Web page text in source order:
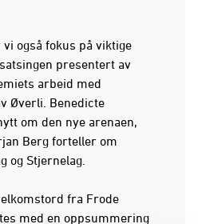
også fokus på viktige
presentert av
arbeid med
Øverli. Benedicte
om den nye arenaen,
Berg forteller om
og Stjernelag.
fra Frode
med en oppsummering